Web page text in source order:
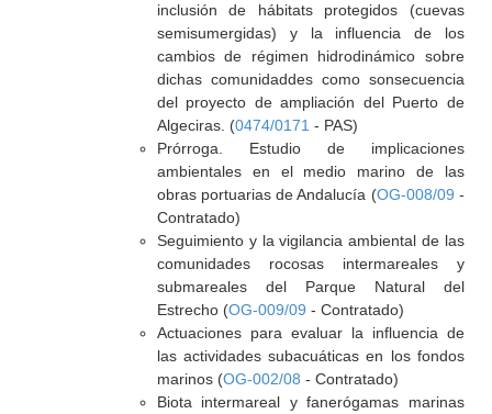
inclusión de hábitats protegidos (cuevas
semisumergidas) y la influencia de los
cambios de régimen hidrodinámico sobre
dichas comunidaddes como sonsecuencia
del proyecto de ampliación del Puerto de
Algeciras. (0474/0171 - PAS)
Prórroga. Estudio de implicaciones
ambientales en el medio marino de las
obras portuarias de Andalucía (OG-008/09 -
Contratado)
Seguimiento y la vigilancia ambiental de las
comunidades rocosas intermareales y
submareales del Parque Natural del
Estrecho (OG-009/09 - Contratado)
Actuaciones para evaluar la influencia de
las actividades subacuáticas en los fondos
marinos (OG-002/08 - Contratado)
Biota intermareal y fanerógamas marinas